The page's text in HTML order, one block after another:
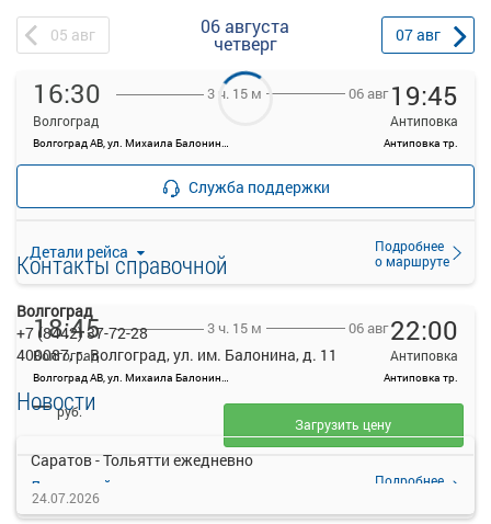
05 авг 06 августа
четверг 07авг
16:30
Волгоград
Волгоград АВ, ул. Михаила Балонина, 11
3 ч. 15 м 06 авг 19:45
Антиповка
Антиповка тр.
Детали рейса
Подробнее
о маршруте
—
Продажа билетов
прекращена
18:45
Волгоград
Волгоград АВ, ул. Михаила Балонина, 11
3 ч. 15 м 06 авг22:00
Антиповка
Антиповка тр.
Детали рейса
Подробнее
— руб.
Загрузить цену
Служба поддержки
Контакты справочной
Волгоград
+7 (8442) 37-72-28
400087, г. Волгоград, ул. им. Балонина, д. 11
Новости
Саратов - Тольятти ежедневно
24.07.2026